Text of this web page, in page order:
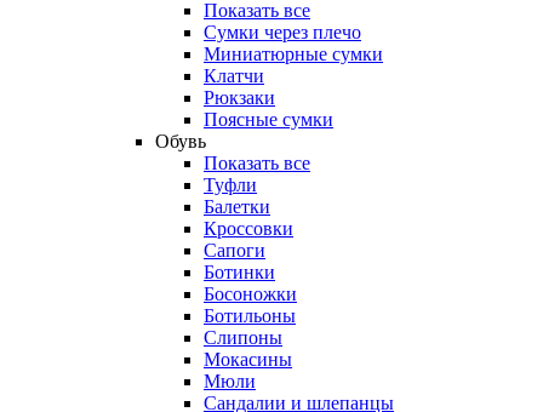
Показать все
Сумки через плечо
Миниатюрные cумки
Клатчи
Рюкзаки
Поясные сумки
Обувь
Показать все
Туфли
Балетки
Кроссовки
Сапоги
Ботинки
Босоножки
Ботильоны
Слипоны
Мокасины
Мюли
Сандалии и шлепанцы